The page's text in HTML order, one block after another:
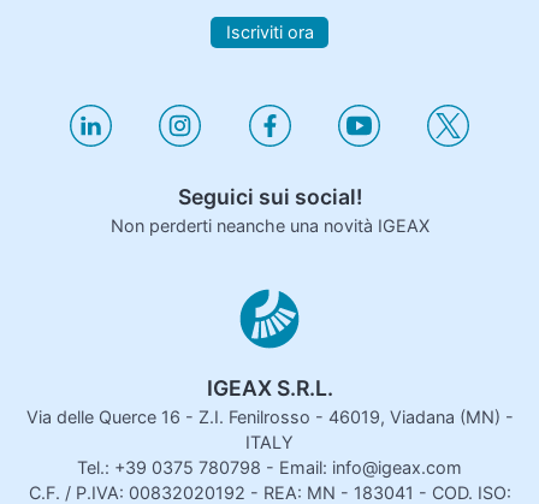
Iscriviti ora
Seguici sui social!
Non perderti neanche una novità IGEAX
IGEAX S.R.L.
Via delle Querce 16 - Z.I. Fenilrosso - 46019, Viadana (MN) -
ITALY
Tel.: +39 0375 780798 - Email: info@igeax.com
C.F. / P.IVA: 00832020192 - REA: MN - 183041 - COD. ISO: